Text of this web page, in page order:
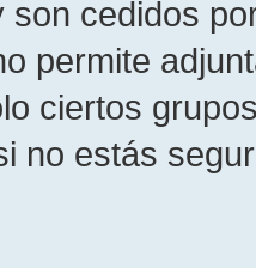
son cedidos
permite
ciertos
no estás